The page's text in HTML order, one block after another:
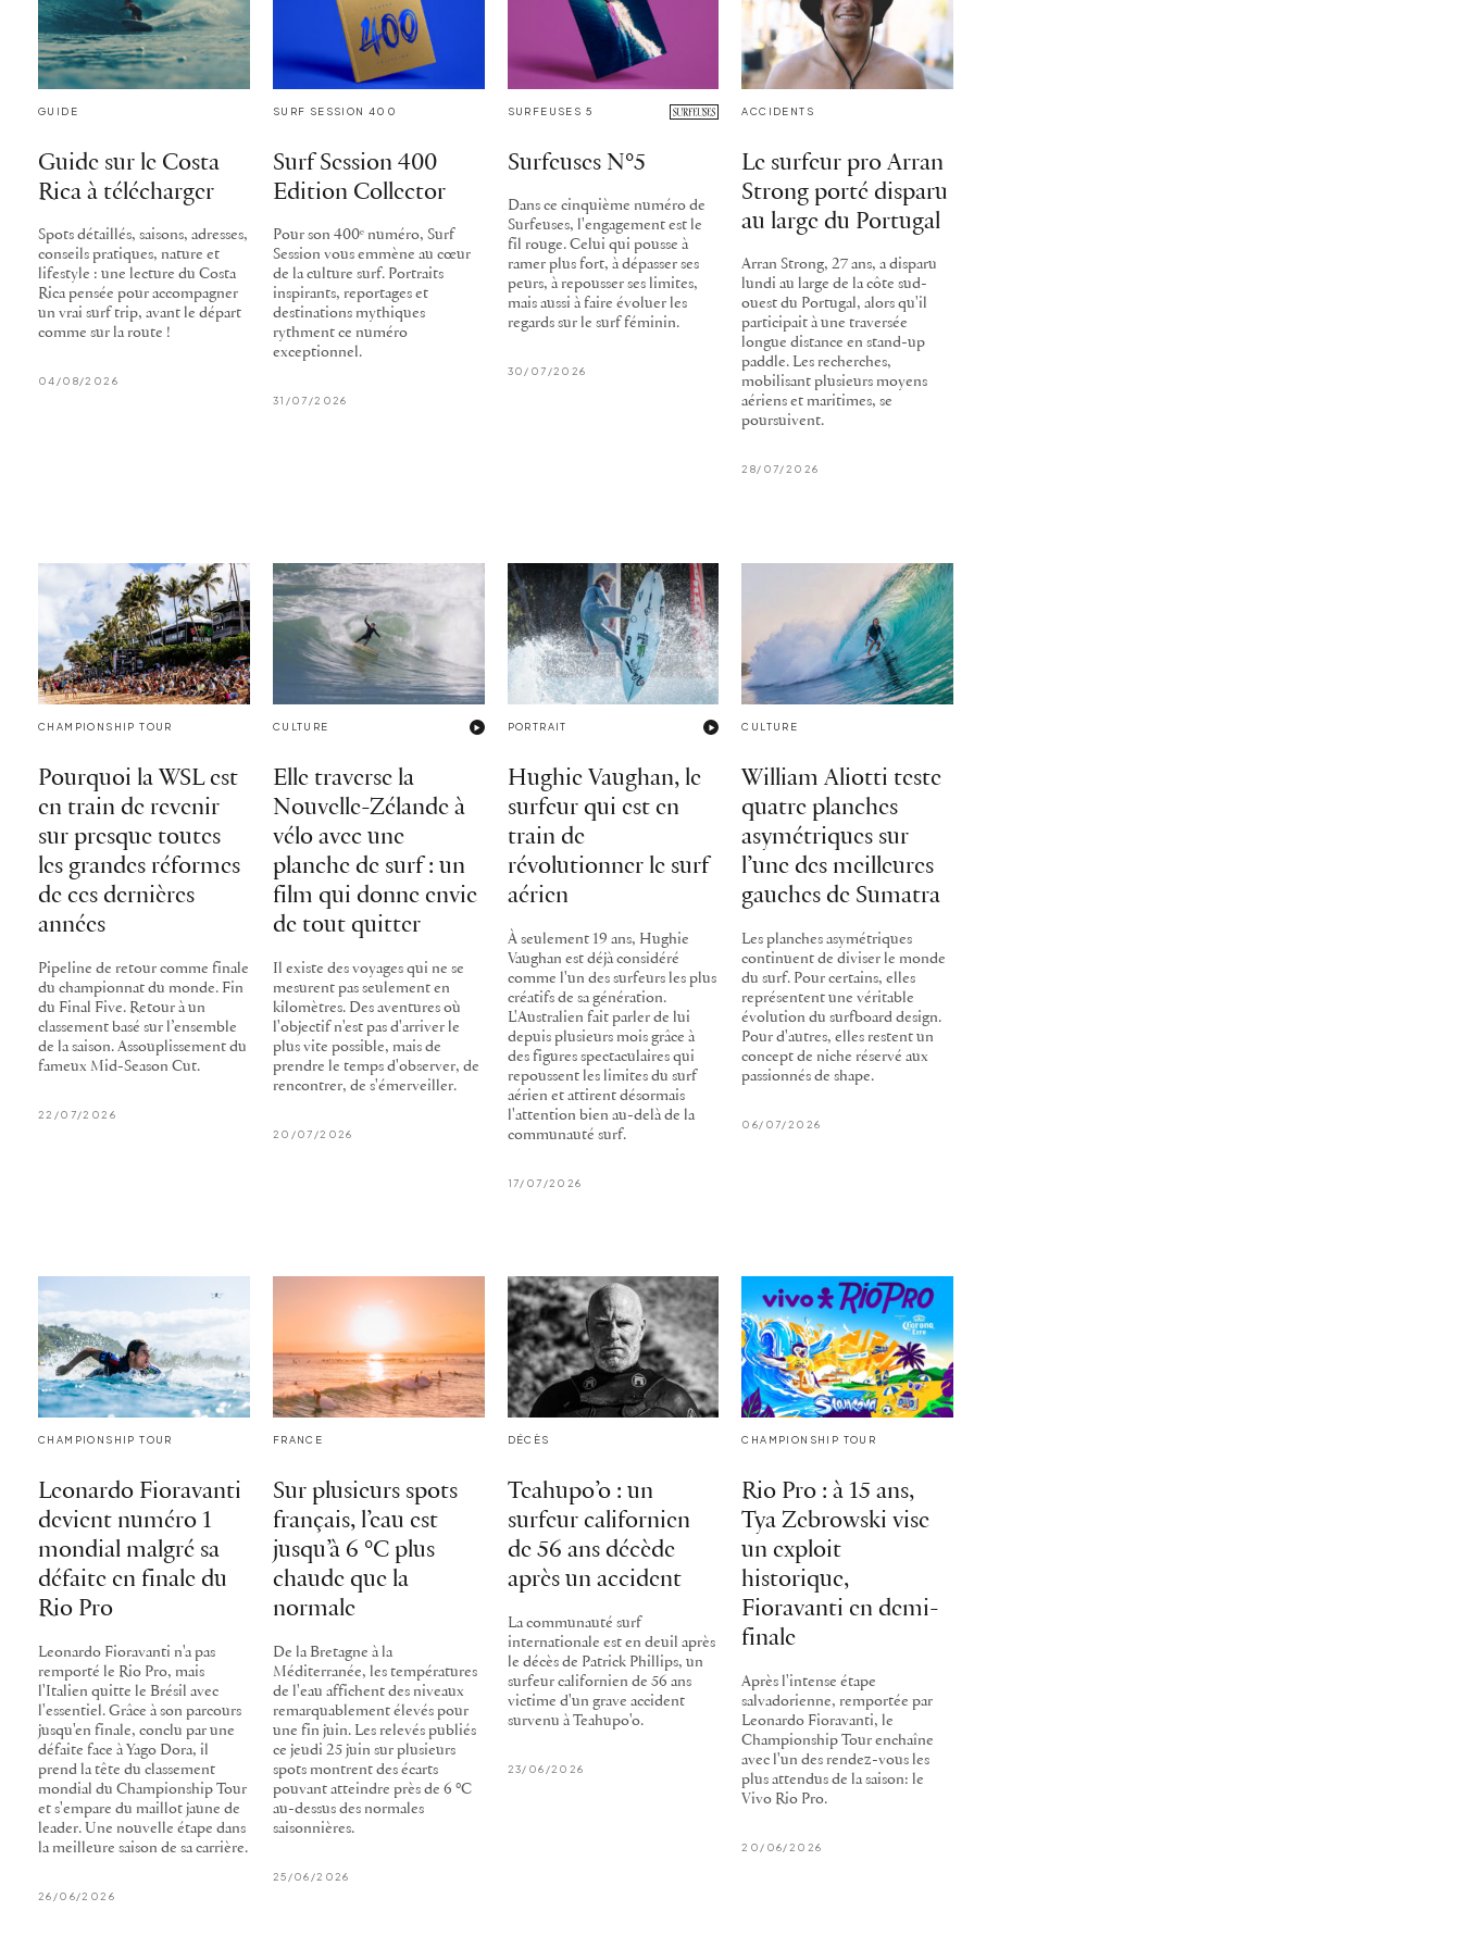
GUIDE
Guide sur le Costa
Rica à télécharger
Spots détaillés, saisons, adresses,
conseils pratiques, nature et
lifestyle : une lecture du Costa
Rica pensée pour accompagner
un vrai surf trip, avant le départ
comme sur la route !
04/08/2026
SURF SESSION 400
Surf Session 400
Edition Collector
Pour son 400ᵉ numéro, Surf
Session vous emmène au cœur
de la culture surf. Portraits
inspirants, reportages et
destinations mythiques
rythment ce numéro
exceptionnel.
31/07/2026
SURFEUSES 5
Surfeuses N°5
Dans ce cinquième numéro de
Surfeuses, l'engagement est le
fil rouge. Celui qui pousse à
ramer plus fort, à dépasser ses
peurs, à repousser ses limites,
mais aussi à faire évoluer les
regards sur le surf féminin.
30/07/2026
ACCIDENTS
Le surfeur pro Arran
Strong porté disparu
au large du Portugal
Arran Strong, 27 ans, a disparu
lundi au large de la côte sud-
ouest du Portugal, alors qu'il
participait à une traversée
longue distance en stand-up
paddle. Les recherches,
mobilisant plusieurs moyens
aériens et maritimes, se
poursuivent.
28/07/2026
CHAMPIONSHIP TOUR
Pourquoi la WSL est
en train de revenir
sur presque toutes
les grandes réformes
de ces dernières
années
Pipeline de retour comme finale
du championnat du monde. Fin
du Final Five. Retour à un
classement basé sur l’ensemble
de la saison. Assouplissement du
fameux Mid-Season Cut.
22/07/2026
CULTURE
Elle traverse la
Nouvelle-Zélande à
vélo avec une
planche de surf : un
film qui donne envie
de tout quitter
Il existe des voyages qui ne se
mesurent pas seulement en
kilomètres. Des aventures où
l'objectif n'est pas d'arriver le
plus vite possible, mais de
prendre le temps d'observer, de
rencontrer, de s'émerveiller.
20/07/2026
PORTRAIT
Hughie Vaughan, le
surfeur qui est en
train de
révolutionner le surf
aérien
À seulement 19 ans, Hughie
Vaughan est déjà considéré
comme l'un des surfeurs les plus
créatifs de sa génération.
L'Australien fait parler de lui
depuis plusieurs mois grâce à
des figures spectaculaires qui
repoussent les limites du surf
aérien et attirent désormais
l'attention bien au-delà de la
communauté surf.
17/07/2026
CULTURE
William Aliotti teste
quatre planches
asymétriques sur
l’une des meilleures
gauches de Sumatra
Les planches asymétriques
continuent de diviser le monde
du surf. Pour certains, elles
représentent une véritable
évolution du surfboard design.
Pour d'autres, elles restent un
concept de niche réservé aux
passionnés de shape.
06/07/2026
CHAMPIONSHIP TOUR
Leonardo Fioravanti
devient numéro 1
mondial malgré sa
défaite en finale du
Rio Pro
Leonardo Fioravanti n'a pas
remporté le Rio Pro, mais
l'Italien quitte le Brésil avec
l'essentiel. Grâce à son parcours
jusqu'en finale, conclu par une
défaite face à Yago Dora, il
prend la tête du classement
mondial du Championship Tour
et s'empare du maillot jaune de
leader. Une nouvelle étape dans
la meilleure saison de sa carrière.
26/06/2026
FRANCE
Sur plusieurs spots
français, l’eau est
jusqu’à 6 °C plus
chaude que la
normale
De la Bretagne à la
Méditerranée, les températures
de l'eau affichent des niveaux
remarquablement élevés pour
une fin juin. Les relevés publiés
ce jeudi 25 juin sur plusieurs
spots montrent des écarts
pouvant atteindre près de 6 °C
au-dessus des normales
saisonnières.
25/06/2026
DÉCÈS
Teahupo’o : un
surfeur californien
de 56 ans décède
après un accident
La communauté surf
internationale est en deuil après
le décès de Patrick Phillips, un
surfeur californien de 56 ans
victime d'un grave accident
survenu à Teahupo'o.
23/06/2026
CHAMPIONSHIP TOUR
Rio Pro : à 15 ans,
Tya Zebrowski vise
un exploit
historique,
Fioravanti en demi-
finale
Après l'intense étape
salvadorienne, remportée par
Leonardo Fioravanti, le
Championship Tour enchaîne
avec l'un des rendez-vous les
plus attendus de la saison: le
Vivo Rio Pro.
20/06/2026